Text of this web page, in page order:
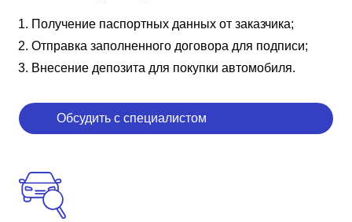
Получение паспортных данных от заказчика;
Отправка заполненного договора для подписи;
Внесение депозита для покупки автомобиля.
Обсудить с специалистом